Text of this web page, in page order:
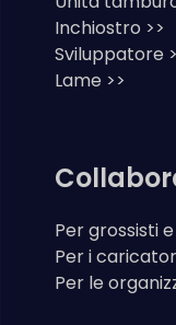
Inchiostro >>
Sviluppatore
Lame >>
Per grossisti
Per i
Per le